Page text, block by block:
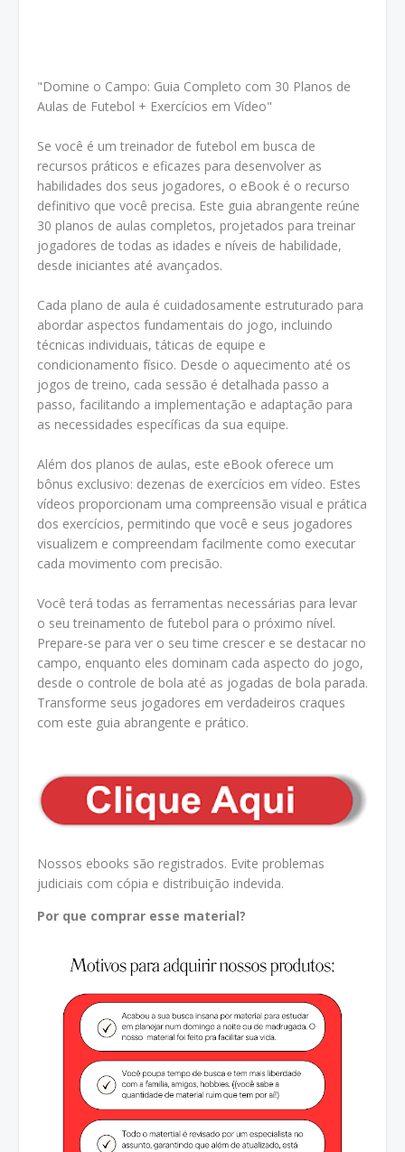
"Domine o Campo: Guia Completo com 30 Planos de
Aulas de Futebol + Exercícios em Vídeo"
Se você é um treinador de futebol em busca de
recursos práticos e eficazes para desenvolver as
habilidades dos seus jogadores, o eBook é o recurso
definitivo que você precisa. Este guia abrangente reúne
30 planos de aulas completos, projetados para treinar
jogadores de todas as idades e níveis de habilidade,
desde iniciantes até avançados.
Cada plano de aula é cuidadosamente estruturado para
abordar aspectos fundamentais do jogo, incluindo
técnicas individuais, táticas de equipe e
condicionamento físico. Desde o aquecimento até os
jogos de treino, cada sessão é detalhada passo a
passo, facilitando a implementação e adaptação para
as necessidades específicas da sua equipe.
Além dos planos de aulas, este eBook oferece um
bônus exclusivo: dezenas de exercícios em vídeo. Estes
vídeos proporcionam uma compreensão visual e prática
dos exercícios, permitindo que você e seus jogadores
visualizem e compreendam facilmente como executar
cada movimento com precisão.
Você terá todas as ferramentas necessárias para levar
o seu treinamento de futebol para o próximo nível.
Prepare-se para ver o seu time crescer e se destacar no
campo, enquanto eles dominam cada aspecto do jogo,
desde o controle de bola até as jogadas de bola parada.
Transforme seus jogadores em verdadeiros craques
com este guia abrangente e prático.
Nossos ebooks são registrados. Evite problemas
judiciais com cópia e distribuição indevida.
Por que comprar esse material?